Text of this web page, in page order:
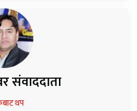
संवाददाता
थप